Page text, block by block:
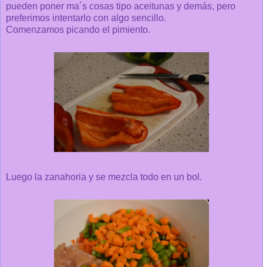
pueden poner ma´s cosas tipo aceitunas y demás, pero
preferimos intentarlo con algo sencillo.
Comenzamos picando el pimiento.
Luego la zanahoria y se mezcla todo en un bol.